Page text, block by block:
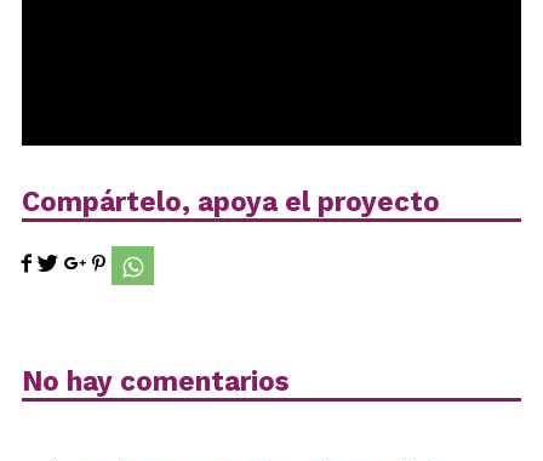
Compártelo, apoya el proyecto
No hay comentarios